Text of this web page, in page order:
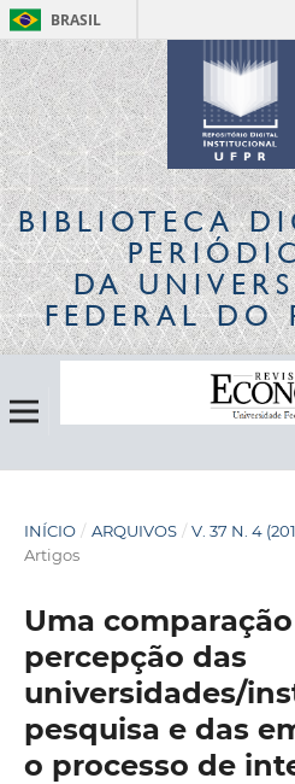
BRASIL
BIBLIOTECA
DA
FEDERAL DO
INÍCIO / ARQUIVOS / V. 37 N. 4
Artigos
Uma
percepção das
universidades/
pesquisa e das
o processo de